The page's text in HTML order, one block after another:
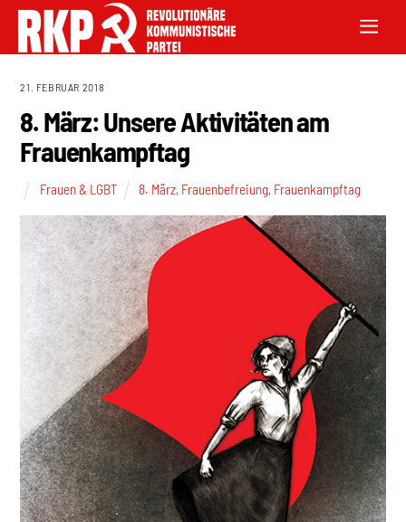
21. FEBRUAR 2018
8. März: Unsere Aktivitäten am
Frauenkampftag
Frauen & LGBT 8. März, Frauenbefreiung, Frauenkampftag